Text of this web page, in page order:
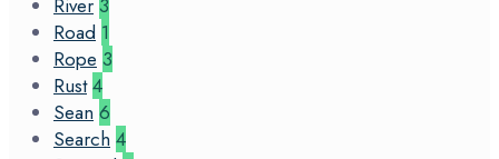
River 3
Road 1
Rope 3
Rust 4
Sean 6
Search 4